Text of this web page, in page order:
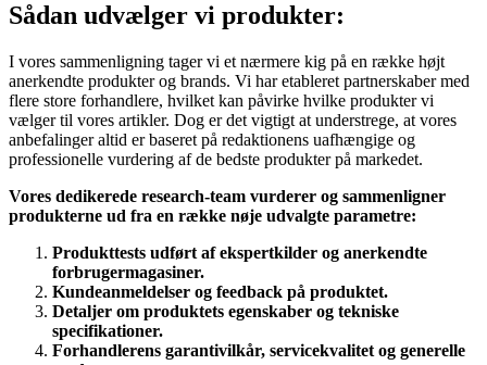
Sådan udvælger vi produkter:
I vores sammenligning tager vi et nærmere kig på en række højt
anerkendte produkter og brands. Vi har etableret partnerskaber med
flere store forhandlere, hvilket kan påvirke hvilke produkter vi
vælger til vores artikler. Dog er det vigtigt at understrege, at vores
anbefalinger altid er baseret på redaktionens uafhængige og
professionelle vurdering af de bedste produkter på markedet.
Vores dedikerede research-team vurderer og sammenligner
produkterne ud fra en række nøje udvalgte parametre:
Produkttests udført af ekspertkilder og anerkendte
forbrugermagasiner.
Kundeanmeldelser og feedback på produktet.
Detaljer om produktets egenskaber og tekniske
specifikationer.
Forhandlerens garantivilkår, servicekvalitet og generelle